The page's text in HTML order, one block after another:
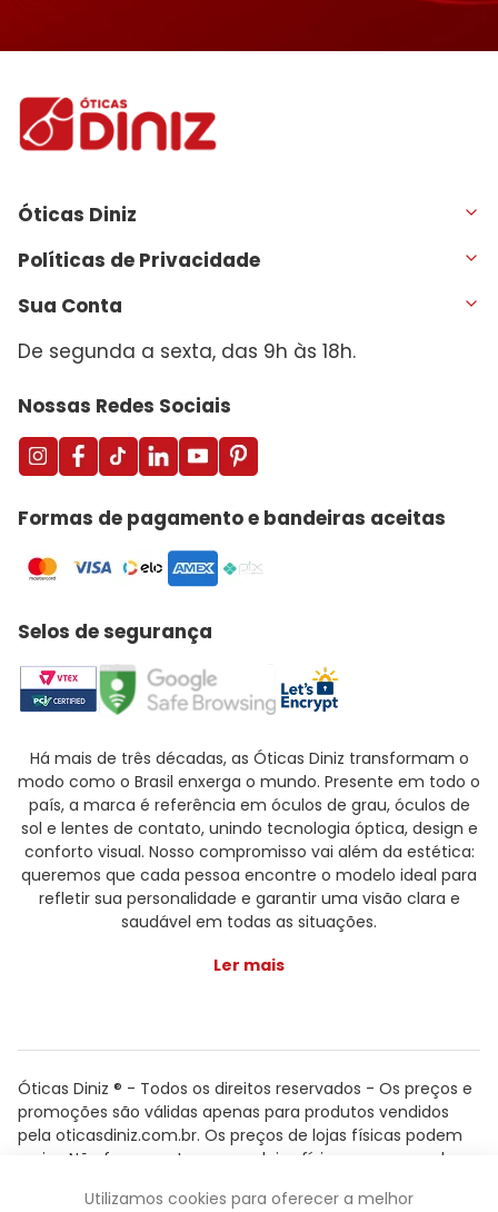
Óticas Diniz
Políticas de Privacidade
Sua Conta
De segunda a sexta, das 9h às 18h.
Nossas Redes Sociais
Formas de pagamento e bandeiras aceitas
Selos de segurança
Há mais de três décadas, as Óticas Diniz transformam o
modo como o Brasil enxerga o mundo. Presente em todo o
país, a marca é referência em óculos de grau, óculos de
sol e lentes de contato, unindo tecnologia óptica, design e
conforto visual. Nosso compromisso vai além da estética:
queremos que cada pessoa encontre o modelo ideal para
refletir sua personalidade e garantir uma visão clara e
saudável em todas as situações.
Ler mais
Óticas Diniz ® - Todos os direitos reservados - Os preços e
promoções são válidas apenas para produtos vendidos
pela oticasdiniz.com.br. Os preços de lojas físicas podem
variar. Não fazemos trocas em lojas físicas, apenas pelo
Utilizamos cookies para oferecer a melhor